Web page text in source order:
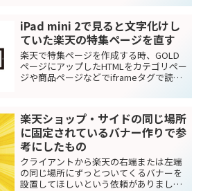
が、在庫の一括管理や文言修正などする
ときに便利なことは確かです。 csvは
Excelで開く...
iPad mini 2で見ると文字化けし
ていた楽天の特集ページを直す
楽天で特集ページを作成する時、GOLD
ページにアップしたHTMLをカテゴリペー
ジや商品ページなどでiframeタグで読み
イアントのページをiPad mini2で見たら文
字化けしていました。 PCでは文字...
楽天ショップ・サイドの同じ場所
に固定されているバナー作りで参
考にしたもの
クライアントから楽天の右端または左端
の同じ場所にずっとついてくるバナーを
設置してほしいという依頼がありまし